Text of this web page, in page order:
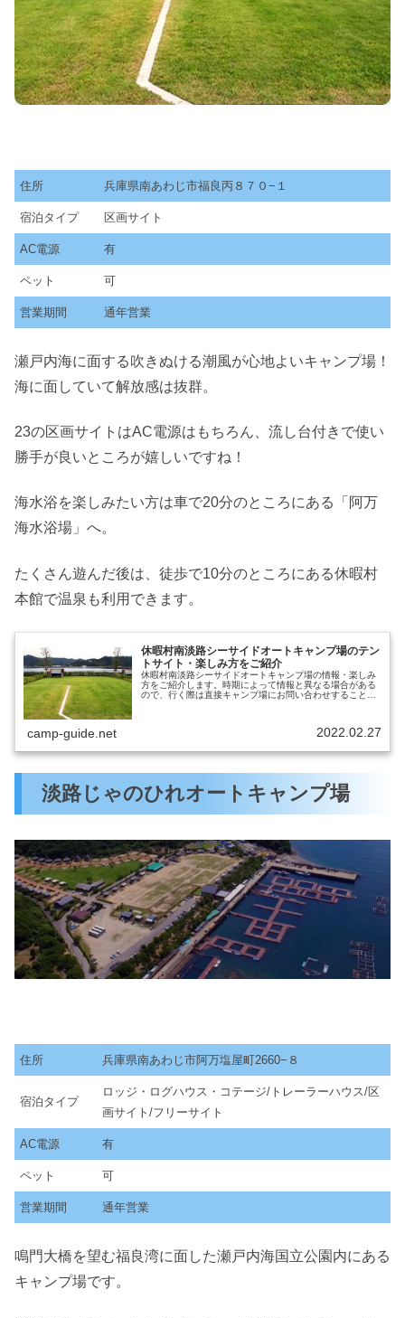
住所 兵庫県南あわじ市福良丙８７０−１
宿泊タイプ 区画サイト
AC電源 有
ペット 可
営業期間 通年営業
瀬戸内海に面する吹きぬける潮風が心地よいキャンプ場！
海に面していて解放感は抜群。
23の区画サイトはAC電源はもちろん、流し台付きで使い
勝手が良いところが嬉しいですね！
海水浴を楽しみたい方は車で20分のところにある「阿万
海水浴場」へ。
たくさん遊んだ後は、徒歩で10分のところにある休暇村
本館で温泉も利用できます。
休暇村南淡路シーサイドオートキャンプ場のテン
トサイト・楽しみ方をご紹介
休暇村南淡路シーサイドオートキャンプ場の情報・楽しみ
方をご紹介します。時期によって情報と異なる場合がある
ので、行く際は直接キャンプ場にお問い合わせすることを
camp-guide.net 2022.02.27
淡路じゃのひれオートキャンプ場
住所 兵庫県南あわじ市阿万塩屋町2660−８
宿泊タイプ
ロッジ・ログハウス・コテージ/トレーラーハウス/区
画サイト/フリーサイト
AC電源 有
ペット 可
営業期間 通年営業
鳴門大橋を望む福良湾に面した瀬戸内海国立公園内にある
キャンプ場です。